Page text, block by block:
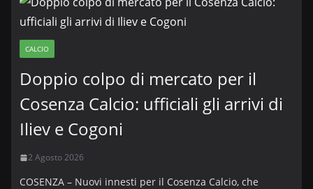
CALCIO
Doppio colpo di mercato per il
Cosenza Calcio: ufficiali gli arrivi di
Iliev e Cogoni
2 Agosto 2026
COSENZA – Nuovi innesti per il Cosenza Calcio, che